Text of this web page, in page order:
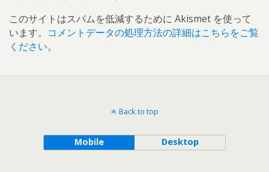
このサイトはスパムを低減するために Akismet を使って
います。 コメントデータの処理方法の詳細はこちらをご覧
ください。
Back to top
Mobile Desktop